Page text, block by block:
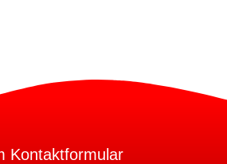
Kontaktformular